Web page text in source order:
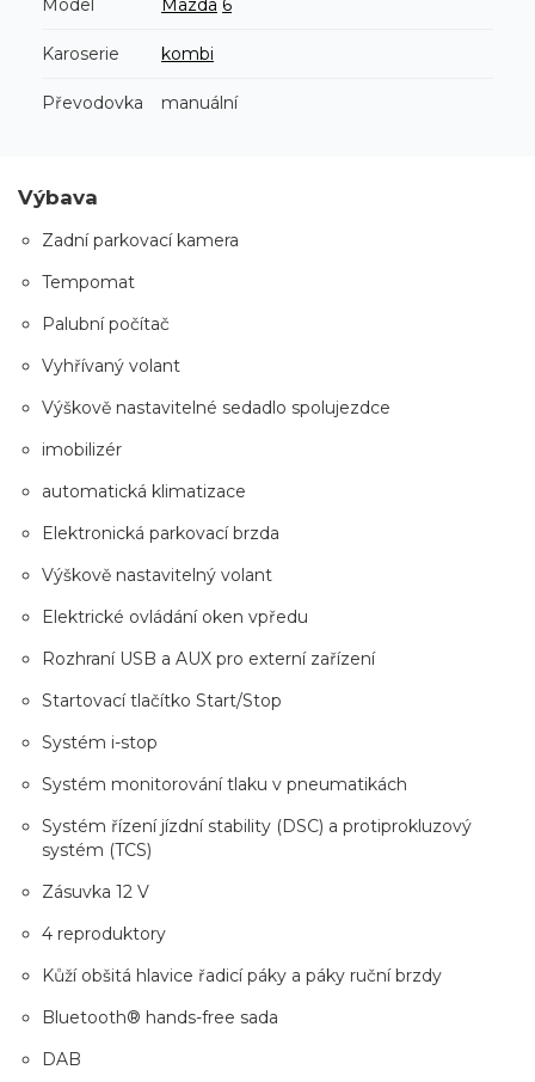
Model Mazda 6
Karoserie kombi
Převodovka manuální
Výbava
Zadní parkovací kamera
Tempomat
Palubní počítač
Vyhřívaný volant
Výškově nastavitelné sedadlo spolujezdce
imobilizér
automatická klimatizace
Elektronická parkovací brzda
Výškově nastavitelný volant
Elektrické ovládání oken vpředu
Rozhraní USB a AUX pro externí zařízení
Startovací tlačítko Start/Stop
Systém i-stop
Systém monitorování tlaku v pneumatikách
Systém řízení jízdní stability (DSC) a protiprokluzový
systém (TCS)
Zásuvka 12 V
4 reproduktory
Kůží obšitá hlavice řadicí páky a páky ruční brzdy
Bluetooth® hands-free sada
DAB